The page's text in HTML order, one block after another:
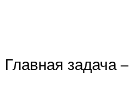
Главная задача